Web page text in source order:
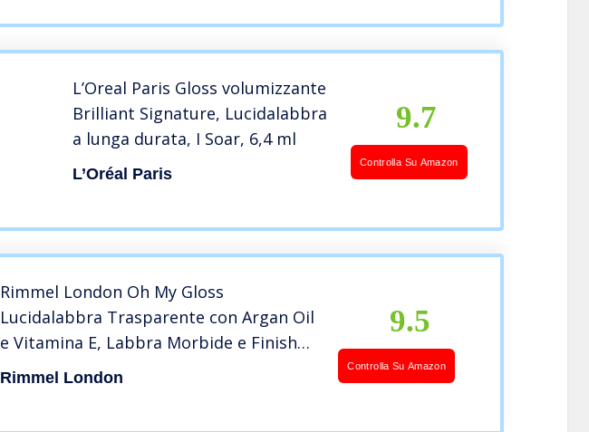
L’Oreal Paris Gloss volumizzante
Brilliant Signature, Lucidalabbra
a lunga durata, I Soar, 6,4 ml
L’Oréal Paris
9.7
Controlla Su Amazon
Rimmel London Oh My Gloss
Lucidalabbra Trasparente con Argan Oil
e Vitamina E, Labbra Morbide e Finish
Luminoso Effetto 3D, 800 Crystal Clear,
Rimmel London
9.5
Controlla Su Amazon